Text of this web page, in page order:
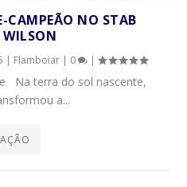
CAMPEÃO NO STAB
WILSON
| Flamboiar | 0 |
Na terra do sol nascente,
a...